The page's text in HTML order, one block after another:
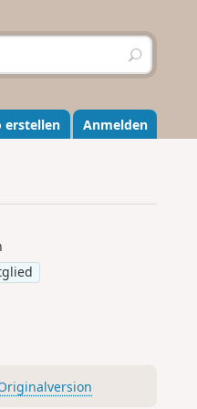
S
u
h
e
n
erstellen Anmelden